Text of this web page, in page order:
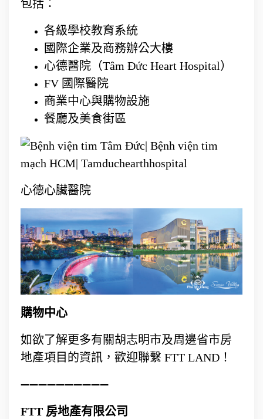
包括：
各級學校教育系統
國際企業及商務辦公大樓
心德醫院（Tâm Đức Heart Hospital）
FV 國際醫院
商業中心與購物設施
餐廳及美食街區
心德心臟醫院
購物中心
如欲了解更多有關胡志明市及周邊省市房
地產項目的資訊，歡迎聯繫 FTT LAND！
➖➖➖➖➖➖➖➖➖➖
FTT 房地產有限公司